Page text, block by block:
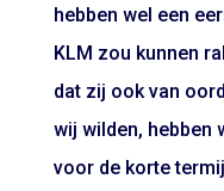
hebben wel een
KLM zou kunnen
dat zij ook van
wij wilden, hebben
voor de korte